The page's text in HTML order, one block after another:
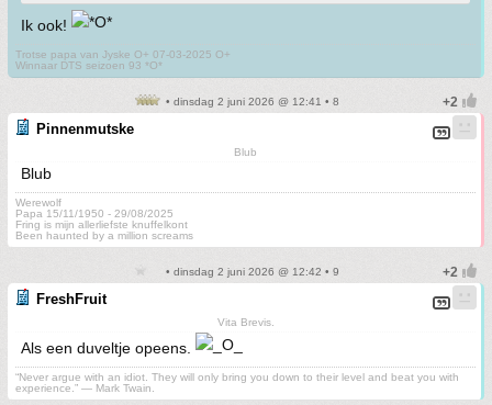
Ik ook!
Trotse papa van Jyske O+ 07-03-2025 O+
Winnaar DTS seizoen 93 *O*
• dinsdag 2 juni 2026 @ 12:41 • 8
Pinnenmutske
Blub
Blub
Werewolf
Papa 15/11/1950 - 29/08/2025
Fring is mijn allerliefste knuffelkont
Been haunted by a million screams
• dinsdag 2 juni 2026 @ 12:42 • 9
FreshFruit
Vita Brevis.
Als een duveltje opeens.
“Never argue with an idiot. They will only bring you down to their level and beat you with
experience.” ― Mark Twain.